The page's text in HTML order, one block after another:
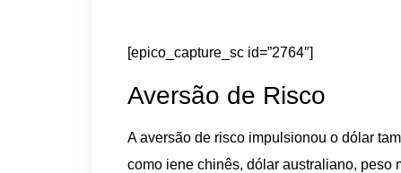
[epico_capture_sc id=”2764″]
Aversão de Risco
A aversão de risco impulsionou o dólar
como iene chinês, dólar australiano, peso